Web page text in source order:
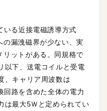
いる近接電磁誘導方式
の漏洩磁界が少ない、実
リットがある。同規格で
以下、送電コイルと受電
、キャリア周波数は
路を含めた全体の電力
は最大5Ｗと定められてい